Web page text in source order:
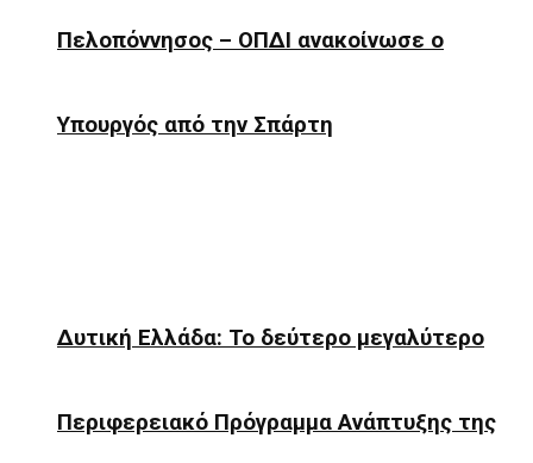
Πελοπόννησος – ΟΠΔΙ ανακοίνωσε ο
Υπουργός από την Σπάρτη
Δυτική Ελλάδα: Το δεύτερο μεγαλύτερο
Περιφερειακό Πρόγραμμα Ανάπτυξης της